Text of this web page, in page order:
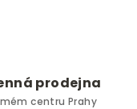
prodejna
centru Prahy